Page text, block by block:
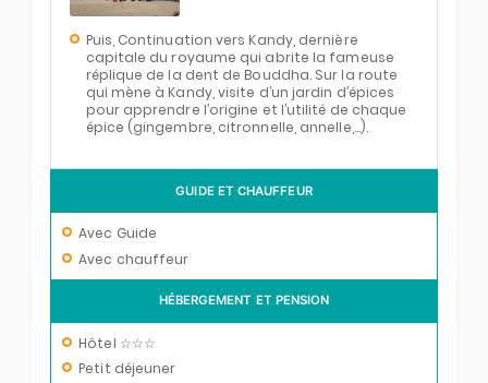
Puis, Continuation vers Kandy, dernière
capitale du royaume qui abrite la fameuse
réplique de la dent de Bouddha. Sur la route
qui mène à Kandy, visite d’un jardin d’épices
pour apprendre l’origine et l’utilité de chaque
épice (gingembre, citronnelle, annelle,...).
GUIDE ET CHAUFFEUR
Avec Guide
Avec chauffeur
HÉBERGEMENT ET PENSION
Hôtel ☆☆☆
Petit déjeuner